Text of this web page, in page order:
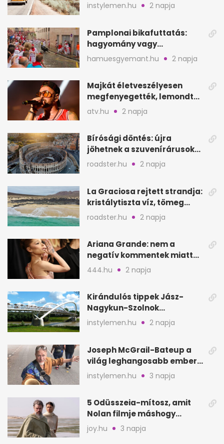
instylemen.hu 2 napja
Pamplonai bikafuttatás:
hagyomány vagy
értelmetlen vérontás?
hamuesgyemant.hu 2 napja
Majkát életveszélyesen
megfenyegették, lemondta
a sepsiszentgyörgyi
atv.hu 2 napja
Bírósági döntés: újra
jöhetnek a szuvenírárusok
Európa ikonikus helyére
roadster.hu 2 napja
La Graciosa rejtett strandja:
kristálytiszta víz, tömeg
nélkül
roadster.hu 2 napja
Ariana Grande: nem a
negatív kommentek miatt
vonul vissza
444.hu 2 napja
Kirándulós tippek Jász-
Nagykun-Szolnok
megyében: 6 kihagyhatatlan
hely
instylemen.hu 2 napja
Joseph McGrail-Bateup a
világ leghangosabb embere
lett Ausztráliából
instylemen.hu 3 napja
5 Odüsszeia-mítosz, amit
Nolan filmje máshogy
mutat, mint Homérosz
joy.hu 3 napja